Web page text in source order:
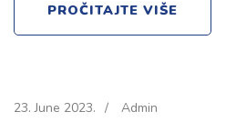
PROČITAJTE VIŠE
23. June 2023. / Admin